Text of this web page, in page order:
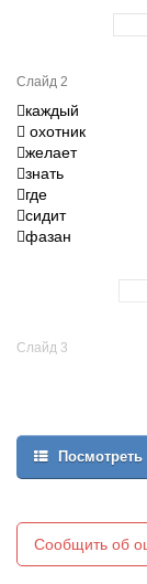
Слайд 2
каждый
 охотник
желает
знать
где
сидит
фазан
Слайд 3
Сообщить об